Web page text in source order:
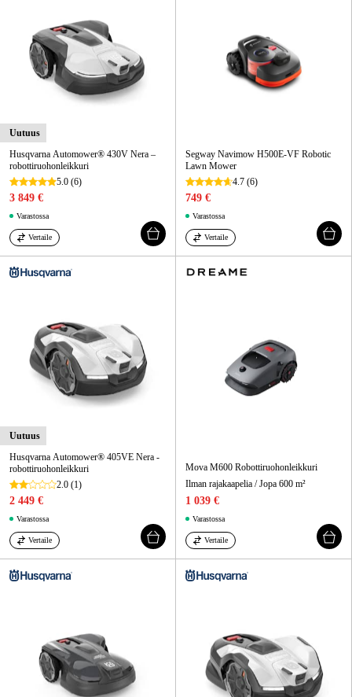
Uutuus
Husqvarna Automower® 430V Nera –
robottiruohonleikkuri
5.0 (6)
3 849 €
Varastossa
Vertaile
Segway Navimow H500E-VF Robotic
Lawn Mower
4.7 (6)
749 €
Varastossa
Vertaile
Uutuus
Husqvarna Automower® 405VE Nera -
robottiruohonleikkuri
2.0 (1)
2 449 €
Varastossa
Vertaile
Mova M600 Robottiruohonleikkuri
Ilman rajakaapelia / Jopa 600 m²
1 039 €
Varastossa
Vertaile